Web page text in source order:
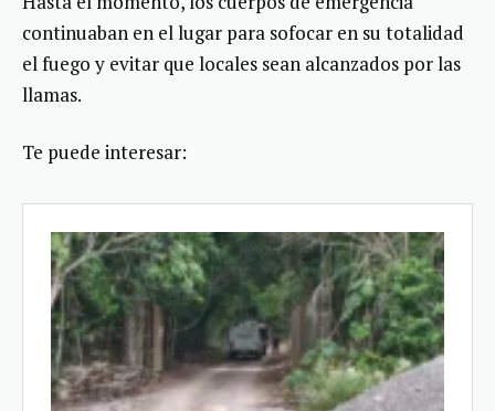
continuaban en el lugar para sofocar en su totalidad
el fuego y evitar que locales sean alcanzados por las
llamas.
Te puede interesar: